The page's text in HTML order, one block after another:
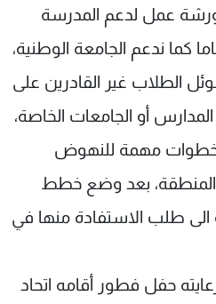
بورشة عمل لدعم المدرسة
كما ندعم الجامعة الوطنية،
الطلاب غير القادرين على
أو الجامعات الخاصة،
خطوات مهمة للنهوض
المنطقة، بعد وضع خطط
الى طلب الاستفادة منها في
حفل فطور أقامه اتحاد
تواصل معنا
الإسـتخدام
الخصوصية